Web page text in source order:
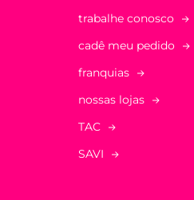
trabalhe conosco
cadê meu pedido
franquias
nossas lojas
TAC
SAVI